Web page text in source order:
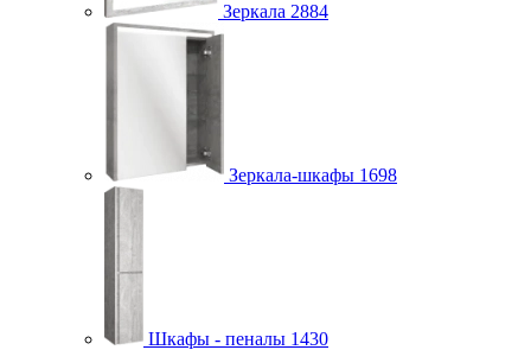
Зеркала 2884
Зеркала-шкафы 1698
Шкафы - пеналы 1430